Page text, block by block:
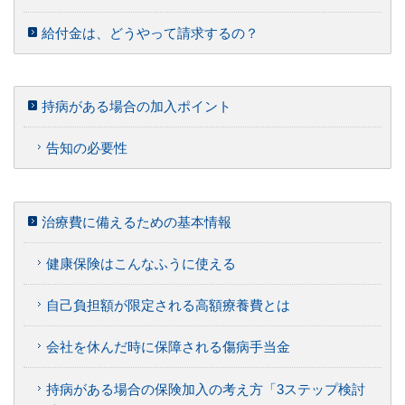
給付金は、どうやって請求するの？
持病がある場合の加入ポイント
告知の必要性
治療費に備えるための基本情報
健康保険はこんなふうに使える
自己負担額が限定される高額療養費とは
会社を休んだ時に保障される傷病手当金
持病がある場合の保険加入の考え方「3ステップ検討